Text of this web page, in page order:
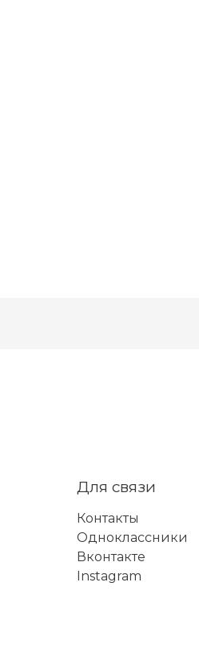
Для связи
Контакты
Одноклассники
Вконтакте
Instagram